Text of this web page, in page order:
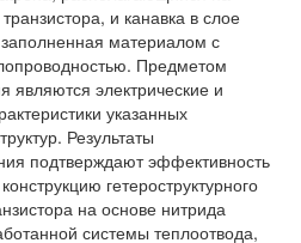
и канавка в слое
материалом с
Предметом
являются электрические и
указанных
Результаты
подтверждают эффективность
гетероструктурного
на основе нитрида
системы теплоотвода,